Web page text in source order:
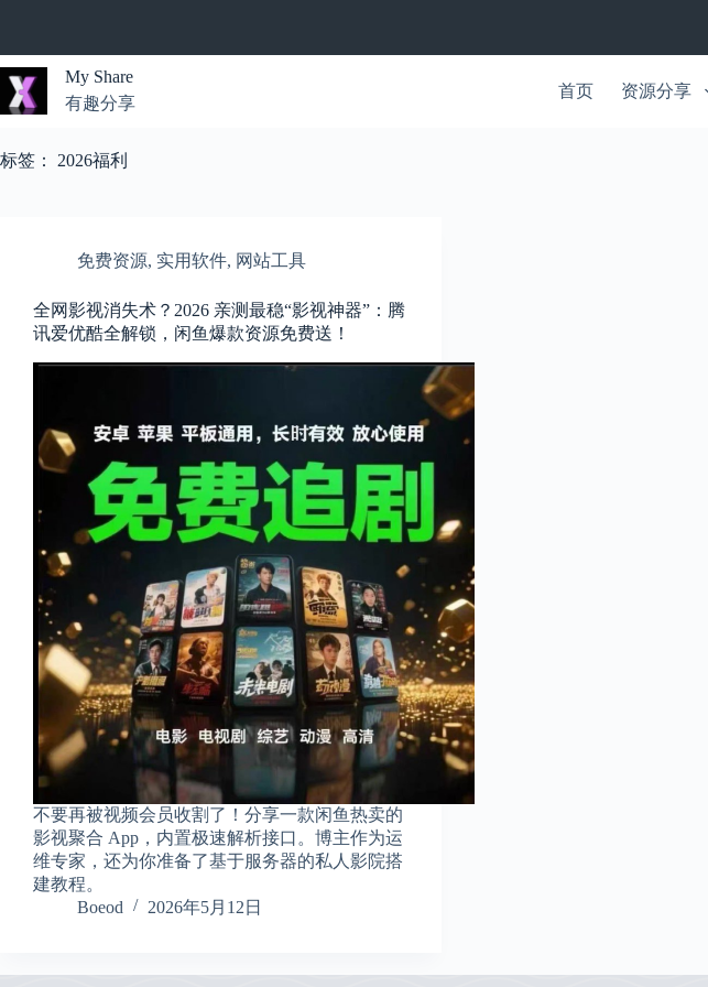
内
容
无
果
My Share
有趣分享
首页 资源分享
标签： 2026福利
免费资源, 实用软件, 网站工具
全网影视消失术？2026 亲测最稳“影视神器”：腾
讯爱优酷全解锁，闲鱼爆款资源免费送！
不要再被视频会员收割了！分享一款闲鱼热卖的
影视聚合 App，内置极速解析接口。博主作为运
维专家，还为你准备了基于服务器的私人影院搭
建教程。
Boeod
2026年5月12日